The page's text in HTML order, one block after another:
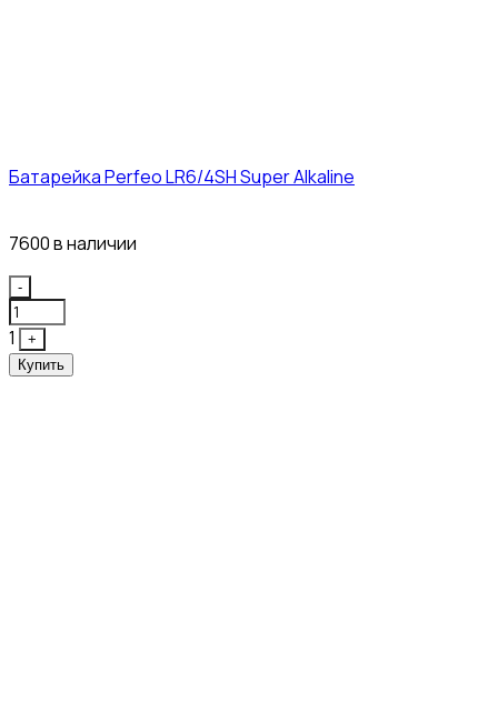
Батарейка Perfeo LR6/4SH Super Alkaline
7600 в наличии
Quantity
-
1
+
Купить